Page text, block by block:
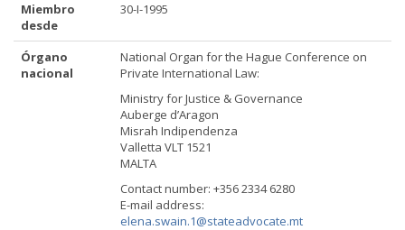
Miembro
desde
30-I-1995
Órgano
nacional
National Organ for the Hague Conference on
Private International Law:
Ministry for Justice & Governance
Auberge d’Aragon
Misrah Indipendenza
Valletta VLT 1521
MALTA
Contact number: +356 2334 6280
E-mail address:
elena.swain.1@stateadvocate.mt